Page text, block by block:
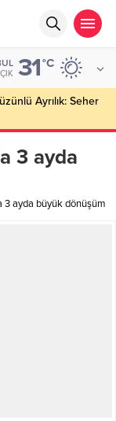
31°C
Ayrılık: Seher
3 ayda
ayda büyük dönüşüm